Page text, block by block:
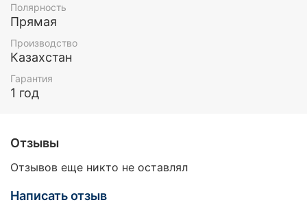
Полярность
Прямая
Производство
Казахстан
Гарантия
1 год
Отзывы
Отзывов еще никто не оставлял
Написать отзыв